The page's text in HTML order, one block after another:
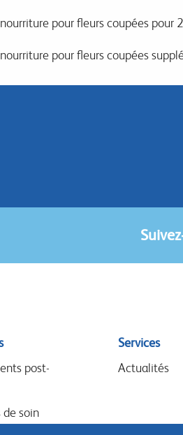
pour fleurs coupées pour
pour fleurs coupées
post-
de soin
Services
Actualités